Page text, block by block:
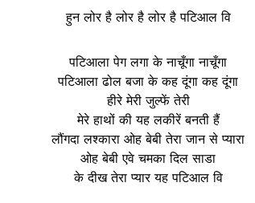
हुन लोर है लोर है लोर है पटिआल वि
पटिआला पेग लगा के नाचूँगा नाचूँगा
पटिआला ढोल बजा के कह दूंगा कह दूंगा
हीरे मेरी जुल्फें तेरी
मेरे हाथों की यह लकीरें बनती हैं
लौंगदा लश्कारा ओह बेबी तेरा जान से प्यारा
ओह बेबी एवे चमका दिल साडा
के दीख तेरा प्यार यह पटिआल वि